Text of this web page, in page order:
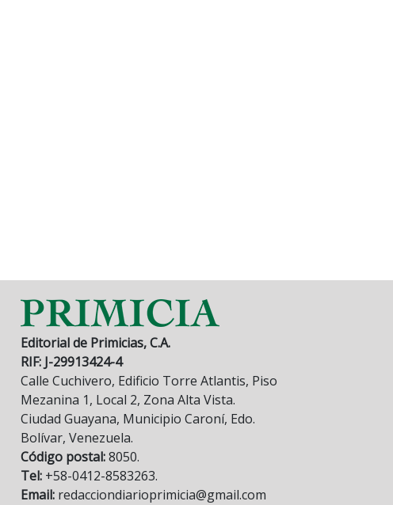
Editorial de Primicias, C.A.
RIF: J-29913424-4
Calle Cuchivero, Edificio Torre Atlantis, Piso
Mezanina 1, Local 2, Zona Alta Vista.
Ciudad Guayana, Municipio Caroní, Edo.
Bolívar, Venezuela.
Código postal:8050.
Tel: +58-0412-8583263.
Email: redacciondiarioprimicia@gmail.com